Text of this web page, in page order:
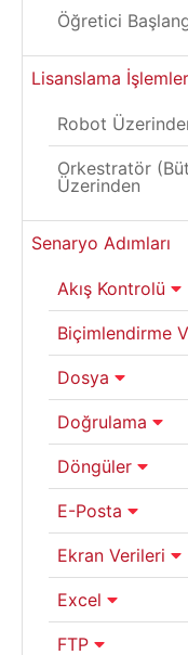
Öğretici
Lisanslama
Robot
Orkestratör
Üzerinden
Senaryo Adımları
Akış Kontrolü
Biçimlendirme
Dosya
Doğrulama
Döngüler
E-Posta
Ekran Verileri
Excel
FTP